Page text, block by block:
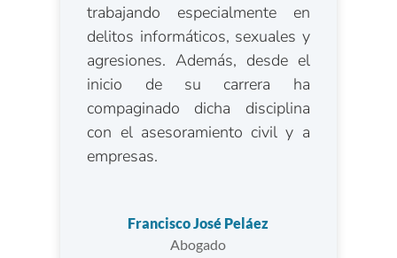
trabajando especialmente en
delitos informáticos, sexuales y
agresiones. Además, desde el
inicio de su carrera ha
compaginado dicha disciplina
con el asesoramiento civil y a
empresas.
Francisco José Peláez
Abogado